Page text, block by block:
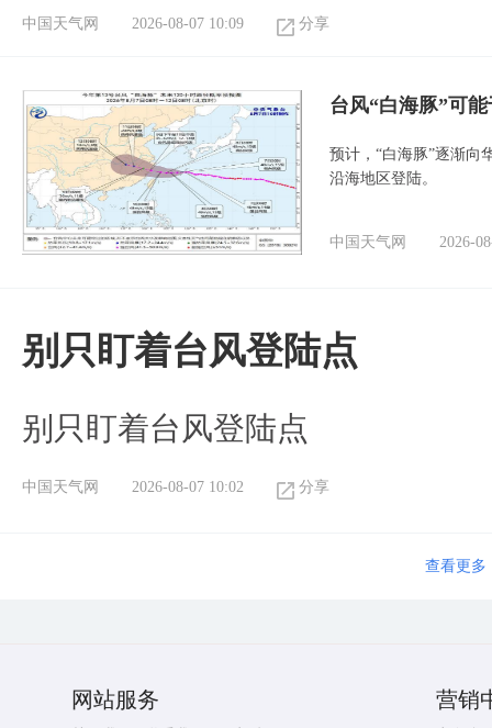
中国天气网 2026-08-07 10:09 分享
台风“白海豚”可
预计，“白海豚”逐渐向
沿海地区登陆。
中国天气网 2026-
别只盯着台风登陆点
别只盯着台风登陆点
中国天气网 2026-08-07 10:02 分享
查看更多
网站服务 营销